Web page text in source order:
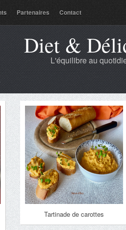
Partenaires Contact
Diet &
L'équilibre au
Tartinade de carottes